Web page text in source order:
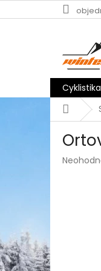
na
Cyklistika
Domů